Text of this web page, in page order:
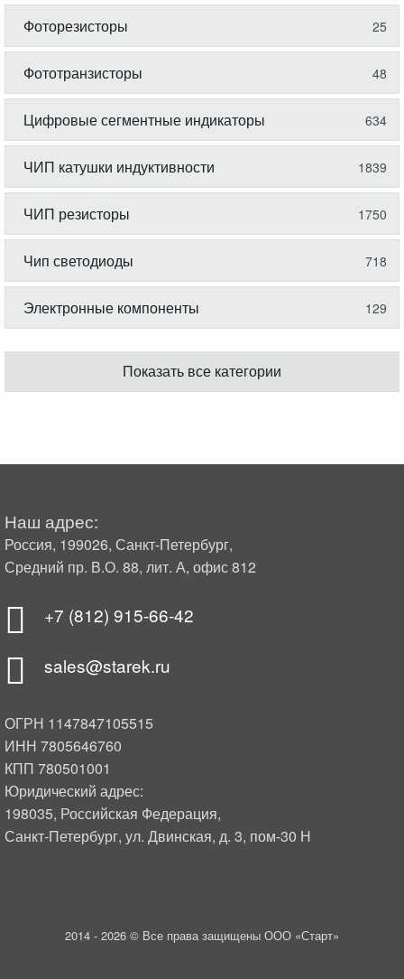
Фоторезисторы 25
Фототранзисторы 48
Цифровые сегментные индикаторы 634
ЧИП катушки индуктивности 1839
ЧИП резисторы 1750
Чип светодиоды 718
Электронные компоненты 129
Показать все категории
Наш адрес:
Россия, 199026, Санкт-Петербург,
Средний пр. В.О. 88, лит. А, офис 812
+7 (812) 915-66-42
sales@starek.ru
ОГРН 1147847105515
ИНН 7805646760
КПП 780501001
Юридический адрес:
198035, Российская Федерация,
Санкт-Петербург, ул. Двинская, д. 3, пом-30 Н
2014 - 2026 © Все права защищены ООО «Старт»